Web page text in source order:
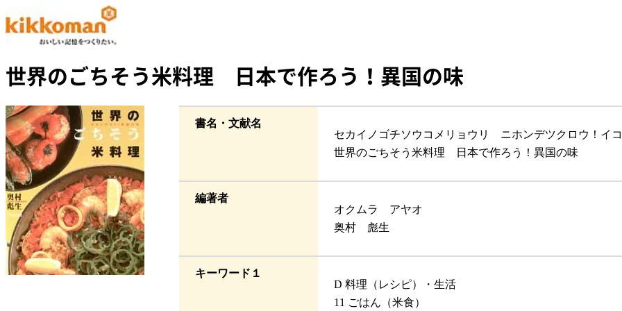
世界のごちそう米料理 日本で作ろう！異国の味
書名・文献名
セカイノゴチソウコメリョウリ ニホンデツクロウ！イ
世界のごちそう米料理 日本で作ろう！異国の味
編著者
オクムラ アヤオ
奥村 彪生
キーワード１
D 料理（レシピ）・生活
11 ごはん（米食）